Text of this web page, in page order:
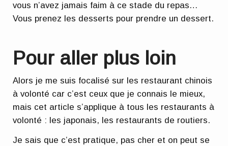
vous n’avez jamais faim à ce stade du repas…
Vous prenez les desserts pour prendre un dessert.
Pour aller plus loin
Alors je me suis focalisé sur les restaurant chinois
à volonté car c’est ceux que je connais le mieux,
mais cet article s’applique à tous les restaurants à
volonté : les japonais, les restaurants de routiers.
Je sais que c’est pratique, pas cher et on peut se